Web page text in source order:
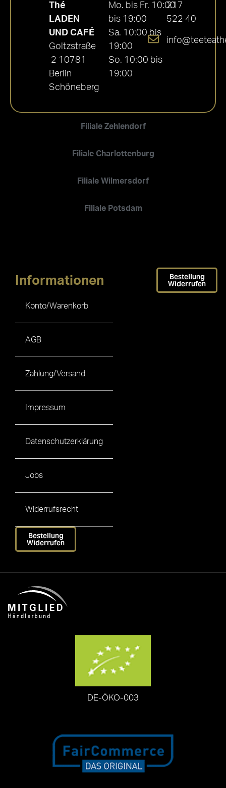
Filiale Zehlendorf
Filiale Charlottenburg
Filiale Wilmersdorf
Filiale Potsdam
Thé
LADEN
UND CAFÉ
Goltzstraße
2 10781
Berlin
Schöneberg
Mo. bis Fr. 10:00
bis 19:00
Sa. 10:00 bis
19:00
So. 10:00 bis
19:00
217
522 40
Informationen
Konto/Warenkorb
AGB
Zahlung/Versand
Impressum
Datenschutzerklärung
Jobs
Widerrufsrecht
Bestellung
Widerrufen
Bestellung
Widerrufen
DE-ÖKO-003